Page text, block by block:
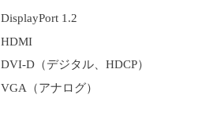
DisplayPort 1.2
HDMI
DVI-D（デジタル、HDCP）
VGA（アナログ）